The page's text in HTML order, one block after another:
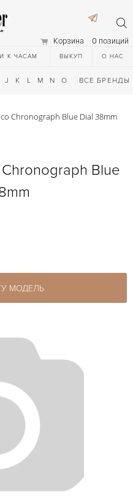
Корзина 0 позиций
К ЧАСАМ ВЫКУП О НАС
J K L M N O Q R S T
ВСЕ БРЕНДЫ
Chronograph Blue Dial 38mm
Blue
МОДЕЛЬ